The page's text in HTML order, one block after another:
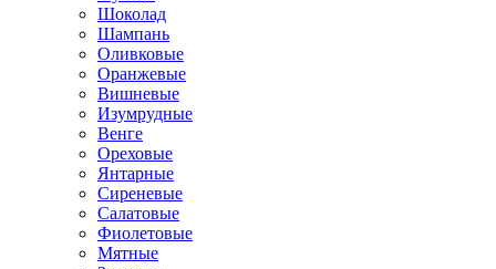
Шоколад
Шампань
Оливковые
Оранжевые
Вишневые
Изумрудные
Венге
Ореховые
Янтарные
Сиреневые
Салатовые
Фиолетовые
Мятные